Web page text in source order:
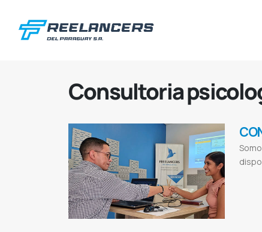
Consultoria